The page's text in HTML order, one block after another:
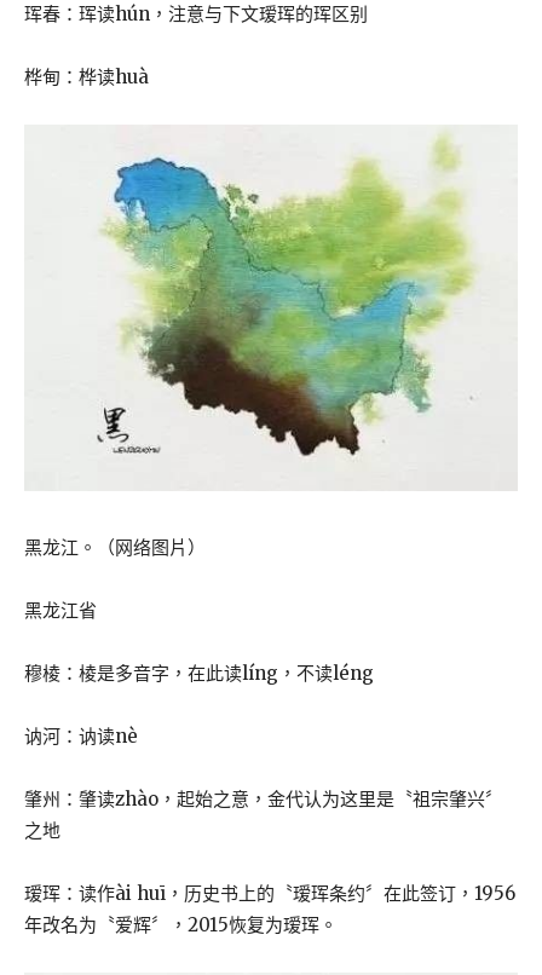
珲春：珲读hún，注意与下文瑷珲的珲区别
桦甸：桦读huà
黑龙江。（网络图片）
黑龙江省
穆棱：棱是多音字，在此读líng，不读léng
讷河：讷读nè
肇州：肇读zhào，起始之意，金代认为这里是〝祖宗肇兴〞
之地
瑷珲：读作ài huī，历史书上的〝瑷珲条约〞在此签订，1956
年改名为〝爱辉〞，2015恢复为瑷珲。